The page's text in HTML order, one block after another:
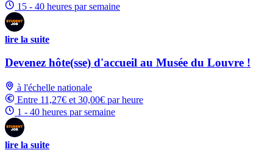
15 - 40 heures par semaine
lire la suite
Devenez hôte(sse) d'accueil au Musée du Louvre !
à l'échelle nationale
Entre 11,27€ et 30,00€ par heure
1 - 40 heures par semaine
lire la suite